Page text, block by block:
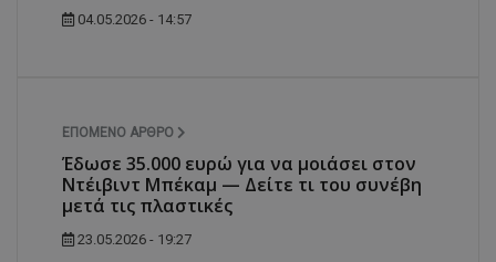
04.05.2026 - 14:57
ΕΠΌΜΕΝΟ ΆΡΘΡΟ
Έδωσε 35.000 ευρώ για να μοιάσει στον
Ντέιβιντ Μπέκαμ — Δείτε τι του συνέβη
μετά τις πλαστικές
23.05.2026 - 19:27